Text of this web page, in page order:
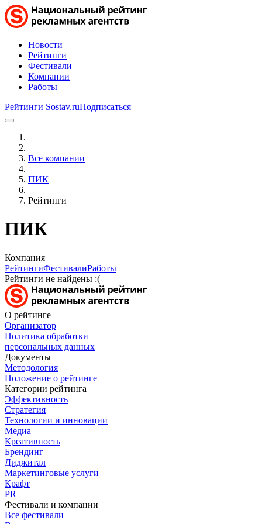
Новости
Рейтинги
Фестивали
Компании
Работы
Рейтинги Sostav.ruПодписаться
Все компании
ПИК
Рейтинги
ПИК
Компания
РейтингиФестивалиРаботы
Рейтинги не найдены :(
О рейтинге
Организатор
Политика обработки
персональных данных
Документы
Методология
Положение о рейтинге
Категории рейтинга
Эффективность
Стратегия
Технологии и инновации
Медиа
Креативность
Брендинг
Диджитал
Маркетинговые услуги
Крафт
PR
Фестивали и компании
Все фестивали